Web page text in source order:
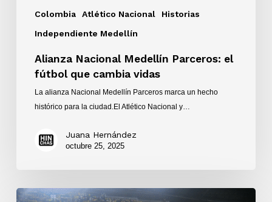
Colombia Atlético Nacional
Historias
Independiente Medellín
Alianza Nacional Medellín Parceros: el
fútbol que cambia vidas
La alianza Nacional Medellín Parceros marca un hecho
histórico para la ciudad.El Atlético Nacional y…
Juana Hernández
octubre 25, 2025
Con